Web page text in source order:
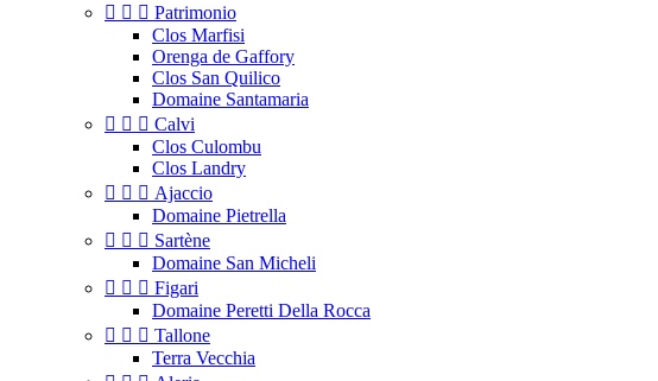
   Patrimonio
Clos Marfisi
Orenga de Gaffory
Clos San Quilico
Domaine Santamaria
   Calvi
Clos Culombu
Clos Landry
   Ajaccio
Domaine Pietrella
   Sartène
Domaine San Micheli
   Figari
Domaine Peretti Della Rocca
   Tallone
Terra Vecchia